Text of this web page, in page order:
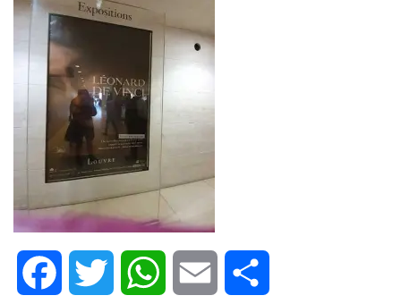
Facebook Twitter WhatsApp Email